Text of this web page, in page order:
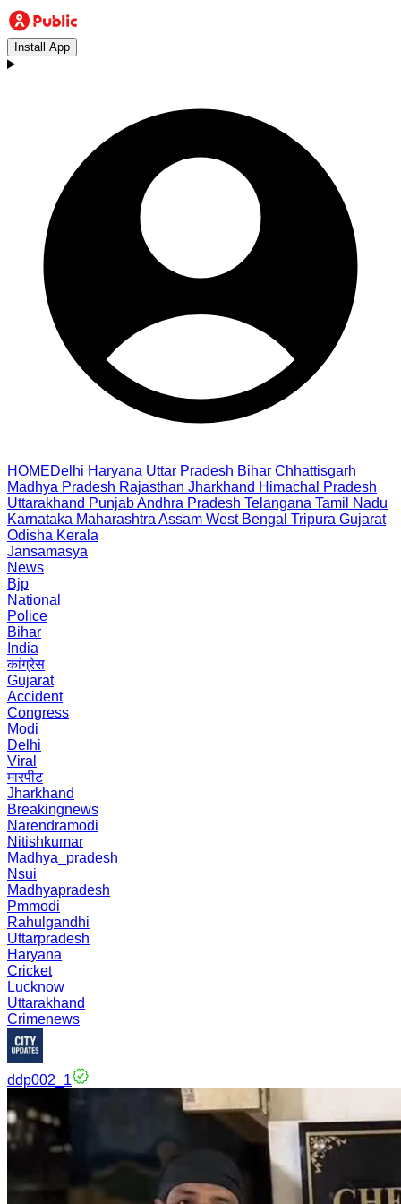
Install App
HOMEDelhi Haryana Uttar Pradesh Bihar Chhattisgarh
Madhya Pradesh Rajasthan Jharkhand Himachal Pradesh
Uttarakhand PunjabAndhra Pradesh Telangana Tamil Nadu
Karnataka Maharashtra Assam West Bengal Tripura Gujarat
Odisha Kerala
Jansamasya
News
Bjp
National
Police
Bihar
India
कांग्रेस
Gujarat
Accident
Congress
Modi
Delhi
Viral
मारपीट
Jharkhand
Breakingnews
Narendramodi
Nitishkumar
Madhya_pradesh
Nsui
Madhyapradesh
Pmmodi
Rahulgandhi
Uttarpradesh
Haryana
Cricket
Lucknow
Uttarakhand
Crimenews
ddp002_1